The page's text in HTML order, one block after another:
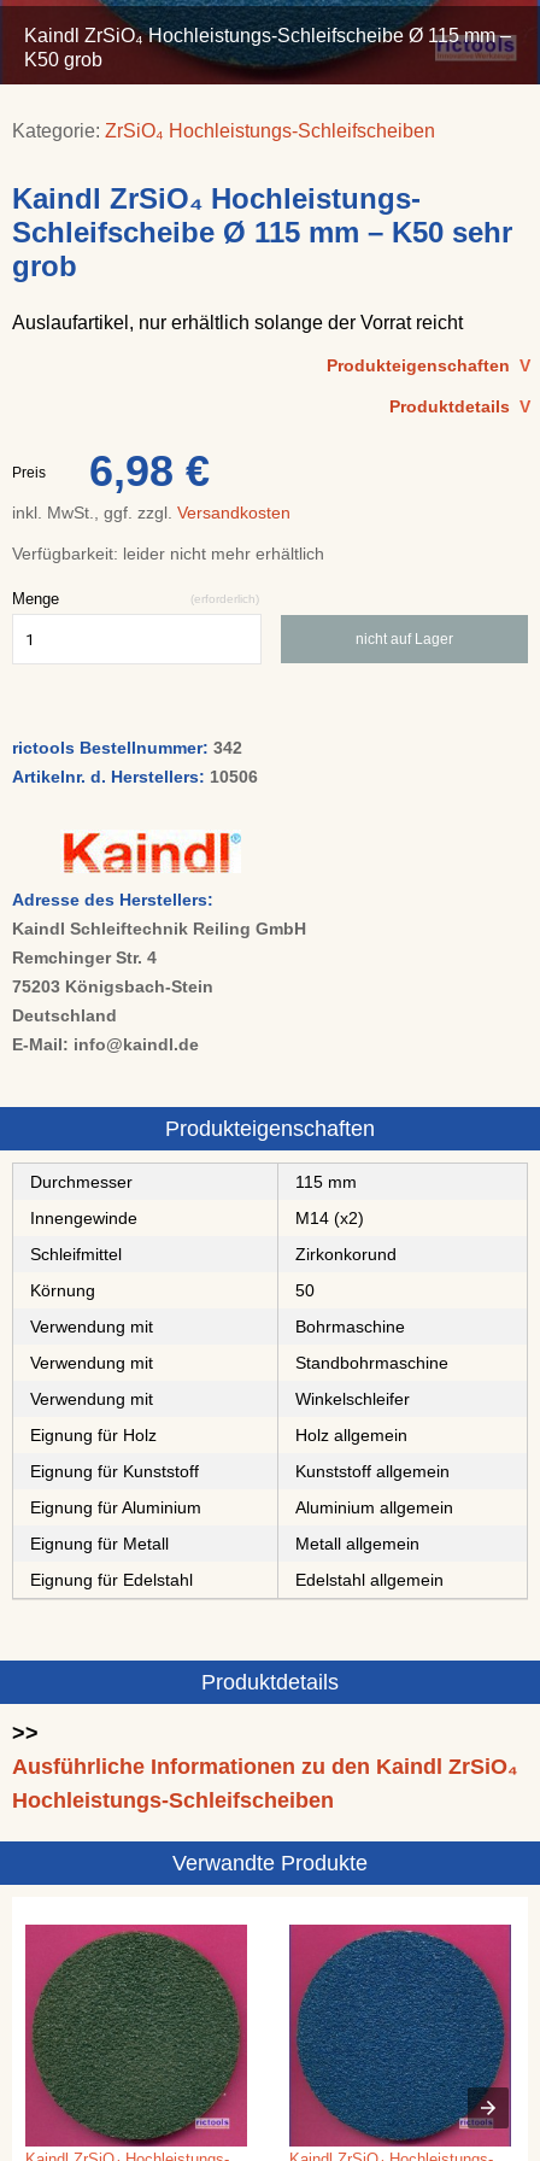
Kaindl ZrSiO₄ Hochleistungs-Schleifscheibe Ø 115 mm –
K50 grob
Kategorie: ZrSiO₄ Hochleistungs-Schleifscheiben
Kaindl ZrSiO₄ Hochleistungs-
Schleifscheibe Ø 115 mm – K50 sehr
grob
Auslaufartikel, nur erhältlich solange der Vorrat reicht
Produkteigenschaften V
Produktdetails V
Preis 6,98 €
inkl. MwSt., ggf. zzgl. Versandkosten
Verfügbarkeit: leider nicht mehr erhältlich
Menge (erforderlich)
nicht auf Lager
rictools Bestellnummer: 342
Artikelnr. d. Herstellers: 10506
Adresse des Herstellers:
Kaindl Schleiftechnik Reiling GmbH
Remchinger Str. 4
75203 Königsbach-Stein
Deutschland
E-Mail: info@kaindl.de
Produkteigenschaften
Durchmesser
115 mm
Innengewinde
M14 (x2)
Schleifmittel
⁠⁠⁠⁠⁠Zirkonkorund
Körnung
50
Verwendung mit
Bohrmaschine
Verwendung mit
Standbohrmaschine
Verwendung mit
Winkelschleifer
Eignung für Holz
Holz allgemein
Eignung für Kunststoff
Kunststoff allgemein
Eignung für Aluminium
Aluminium allgemein
Eignung für Metall
Metall allgemein
Eignung für Edelstahl
Edelstahl allgemein
Produktdetails
>>
Ausführliche Informationen zu den Kaindl ZrSiO₄
Hochleistungs-Schleifscheiben
Verwandte Produkte